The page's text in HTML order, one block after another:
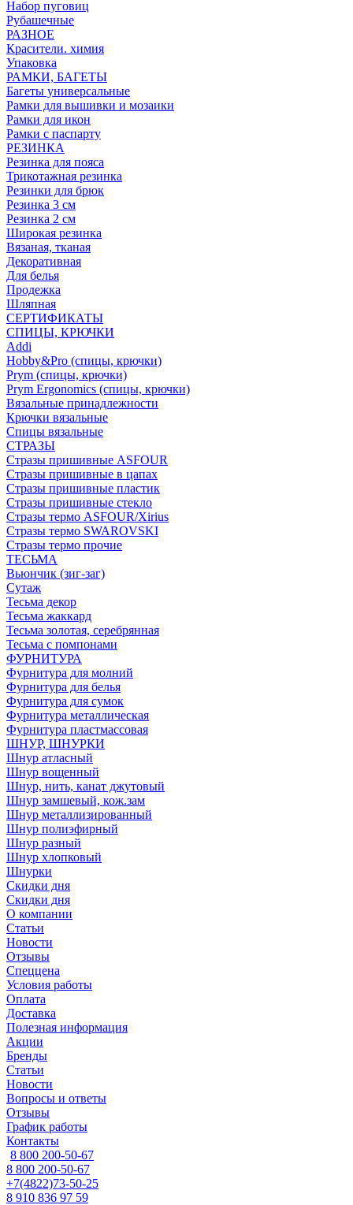
Набор пуговиц
Рубашечные
РАЗНОЕ
Красители. химия
Упаковка
РАМКИ, БАГЕТЫ
Багеты универсальные
Рамки для вышивки и мозаики
Рамки для икон
Рамки с паспарту
РЕЗИНКА
Резинка для пояса
Трикотажная резинка
Резинки для брюк
Резинка 3 см
Резинка 2 см
Широкая резинка
Вязаная, тканая
Декоративная
Для белья
Продежка
Шляпная
СЕРТИФИКАТЫ
СПИЦЫ, КРЮЧКИ
Addi
Hobby&Pro (спицы, крючки)
Prym (спицы, крючки)
Prym Ergonomics (спицы, крючки)
Вязальные принадлежности
Крючки вязальные
Спицы вязальные
СТРАЗЫ
Стразы пришивные ASFOUR
Стразы пришивные в цапах
Стразы пришивные пластик
Стразы пришивные стекло
Стразы термо ASFOUR/Xirius
Стразы термо SWAROVSKI
Стразы термо прочие
ТЕСЬМА
Вьюнчик (зиг-заг)
Сутаж
Тесьма декор
Тесьма жаккард
Тесьма золотая, серебрянная
Тесьма с помпонами
ФУРНИТУРА
Фурнитура для молний
Фурнитура для белья
Фурнитура для сумок
Фурнитура металлическая
Фурнитура пластмассовая
ШНУР, ШНУРКИ
Шнур атласный
Шнур вощенный
Шнур, нить, канат джутовый
Шнур замшевый, кож.зам
Шнур металлизированный
Шнур полиэфирный
Шнур разный
Шнур хлопковый
Шнурки
Скидки дня
Скидки дня
О компании
Статьи
Новости
Отзывы
Спеццена
Условия работы
Оплата
Доставка
Полезная информация
Акции
Бренды
Статьи
Новости
Вопросы и ответы
Отзывы
График работы
Контакты
8 800 200-50-67
8 800 200-50-67
+7(4822)73-50-25
8 910 836 97 59